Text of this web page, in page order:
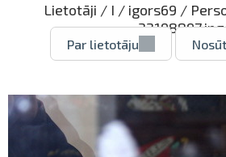
Lietotāji / I / igors69 /
32198897.jpg
Par lietotāju